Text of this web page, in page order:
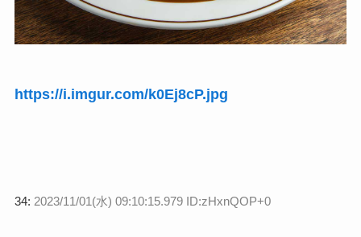
https://i.imgur.com/k0Ej8cP.jpg
34: 2023/11/01(水) 09:10:15.979 ID:zHxnQOP+0